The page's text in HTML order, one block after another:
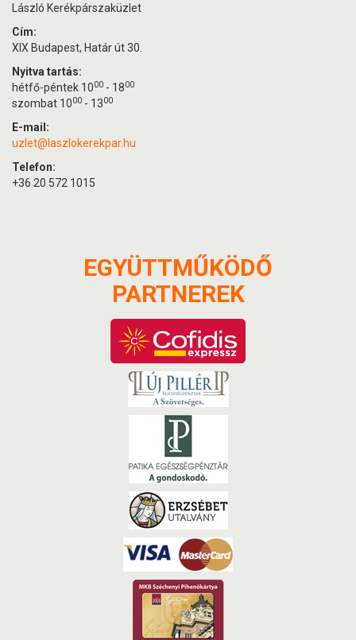
László Kerékpárszaküzlet
Cím:
XIX Budapest, Határ út 30.
Nyitva tartás:
hétfő-péntek 1000 - 1800
szombat 1000 - 1300
E-mail:
uzlet@laszlokerekpar.hu
Telefon:
+36 20 572 1015
EGYÜTTMŰKÖDŐ
PARTNEREK